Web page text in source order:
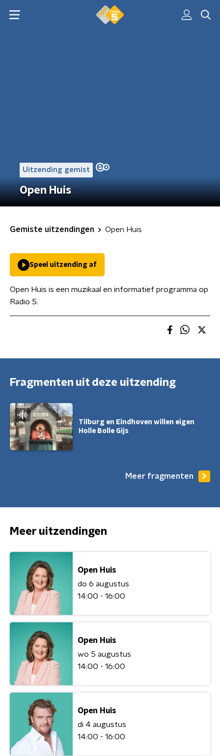
Uitzending gemist
Open Huis
Gemiste uitzendingen Open Huis
Speel uitzending af
Open Huis is een muzikaal en informatief programma op
Radio 5.
Fragmenten uit deze uitzending
Tilburg en Eindhoven willen eigen
Holle Bolle Gijs
Meer fragmenten
Meer uitzendingen
Open Huis
do 6 augustus
14:00 - 16:00
Open Huis
wo 5 augustus
14:00 - 16:00
Open Huis
di 4 augustus
14:00 - 16:00